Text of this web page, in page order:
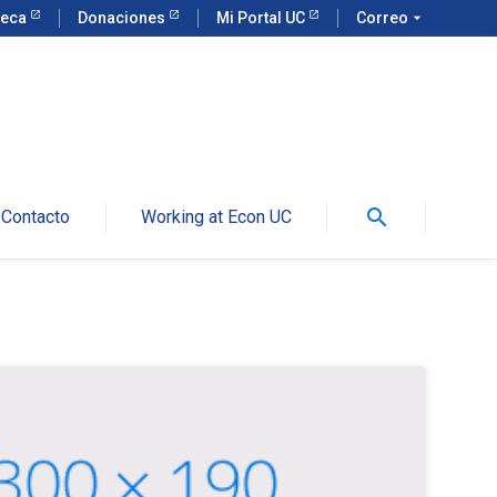
Donaciones Mi Portal UC Correo arrow_drop_down
Contacto Working at Econ UC search